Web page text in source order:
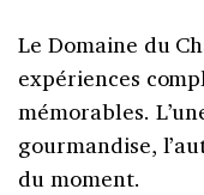
Le Domaine du
expériences
mémorables.
gourmandise,
du moment.